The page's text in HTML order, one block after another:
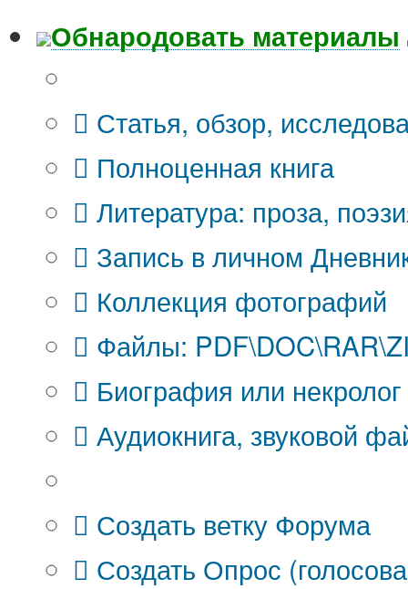
Обнародовать материалы
Статья, обзор,
Полноценная книга
Литература: проза,
Запись в личном
Коллекция фотографий
Файлы:
Биография или некролог
Аудиокнига, звуковой
Создать ветку Форума
Создать Опрос